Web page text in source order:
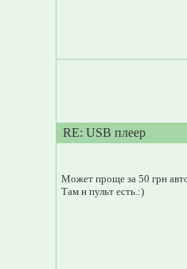
RE: USB плеер
Может проще за 50 грн
Там и пульт есть.:)